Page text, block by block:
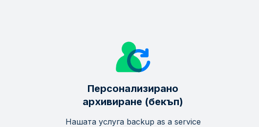
Персонализирано
архивиране (бекъп)
Нашата услуга backup as a service